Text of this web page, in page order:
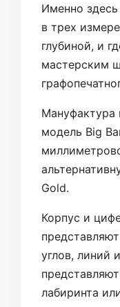
Именно
в трех
глубиной, и
мастерским
Мануфактура
модель Big
Gold.
Корпус и
углов, линий
лабиринта